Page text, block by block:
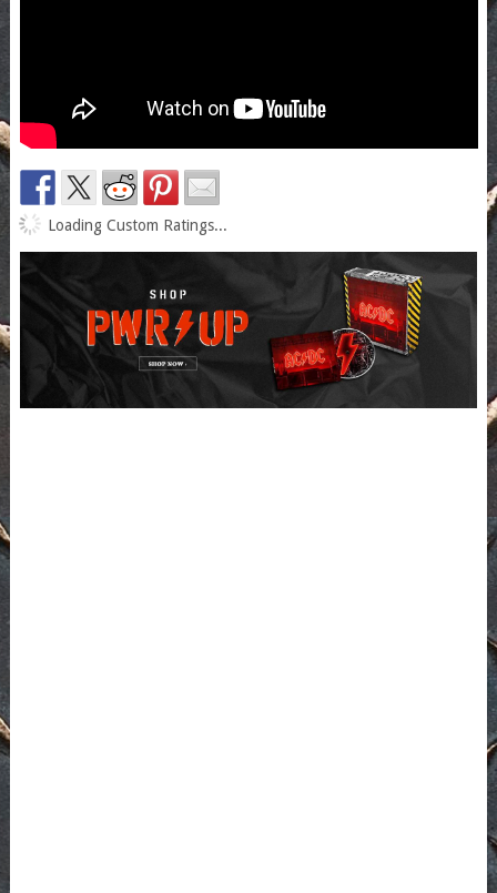
Loading Custom Ratings...